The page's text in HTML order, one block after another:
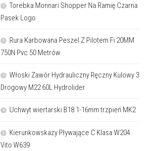
Torebka Monnari Shopper Na Ramię Czarna
Pasek Logo
Rura Karbowana Peszel Z Pilotem Fi 20MM
750N Pvc 50 Metrów
Włoski Zawór Hydrauliczny Ręczny Kulowy 3
Drogowy M22 60L Hydrolider
Uchwyt wiertarski B18 1-16mm trzpień MK2
Kierunkowskazy Pływające C Klasa W204
Vito W639